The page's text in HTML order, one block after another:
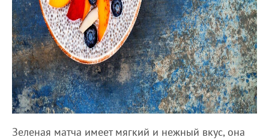
Зеленая матча имеет мягкий и нежный вкус, она